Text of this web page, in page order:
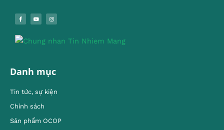
Danh mục
Tin tức, sự kiện
Chính sách
Sản phẩm OCOP